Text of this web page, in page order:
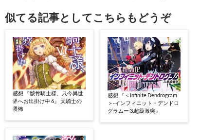
似てる記事としてこちらもどうぞ
感想 『骸骨騎士様、只今異世
界へお出掛け中 6』 天騎士の
畏怖
感想 『＜Infinite Dendrogram
＞-インフィニット・デンドロ
グラムー 3.超級激突』